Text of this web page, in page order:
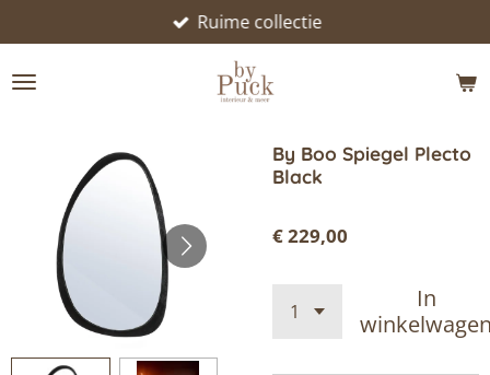
direct
naar
Ruime collectie
By Boo Spiegel Plecto
Black
€ 229,00
In